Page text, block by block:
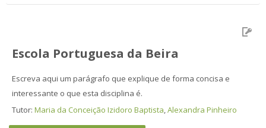
Escola Portuguesa da Beira
Escreva aqui um parágrafo que explique de forma concisa e
interessante o que esta disciplina é.
Tutor: Maria da Conceição Izidoro Baptista Alexandra Pinheiro